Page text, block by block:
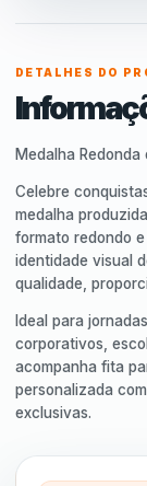
DETALHES DO
Medalha
Celebre
medalha
formato redondo
identidade visual
qualidade,
Ideal para
corporativos,
acompanha fita
personalizada
exclusivas.